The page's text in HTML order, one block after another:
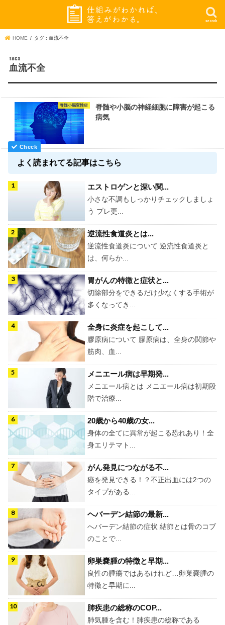
search
HOME タグ : 血流不全
血流不全
脊髄小脳変性症
脊髄や小脳の神経細胞に障害が起こる
病気
よく読まれてる記事はこちら
エストロゲンと深い関...
小さな不調もしっかりチェックしましょ
う プレ更...
逆流性食道炎とは...
逆流性食道炎について 逆流性食道炎と
は、何らか...
胃がんの特徴と症状と...
切除部分をできるだけ少なくする手術が
多くなってき...
全身に炎症を起こして...
膠原病について 膠原病は、全身の関節や
筋肉、血...
メニエール病は早期発...
メニエール病とは メニエール病は初期段
階で治療...
20歳から40歳の女...
身体の全てに異常が起こる恐れあり！全
身エリテマト...
がん発見につながる不...
癌を発見できる！？不正出血には2つの
タイプがある...
ヘバーデン結節の最新...
へバーデン結節の症状 結節とは骨のコブ
のことで...
卵巣嚢腫の特徴と早期...
良性の腫瘍ではあるけれど…卵巣嚢腫の
特徴と早期に...
肺疾患の総称のCOP...
肺気腫を含む！肺疾患の総称である